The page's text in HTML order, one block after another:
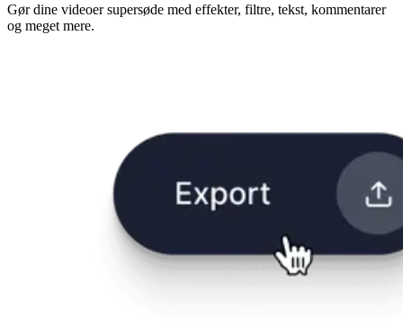
Gør dine videoer supersøde med effekter, filtre, tekst, kommentarer
og meget mere.